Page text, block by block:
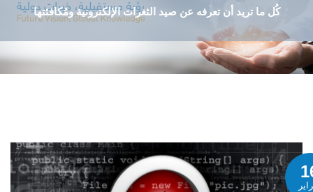
كُل ما تريد أن تعرفه عن صيد الثغرات الإلكترونية ومُكافئتها